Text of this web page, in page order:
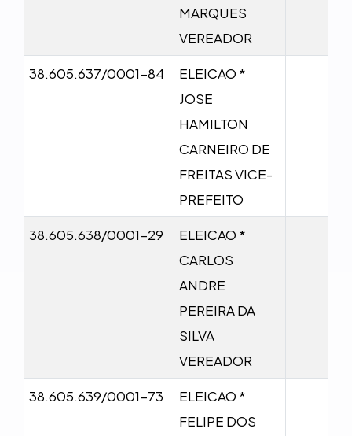
MARQUES
VEREADOR
38.605.637/0001-84
ELEICAO *
JOSE
HAMILTON
CARNEIRO DE
FREITAS VICE-
PREFEITO
38.605.638/0001-29
ELEICAO *
CARLOS
ANDRE
PEREIRA DA
SILVA
VEREADOR
38.605.639/0001-73
ELEICAO *
FELIPE DOS